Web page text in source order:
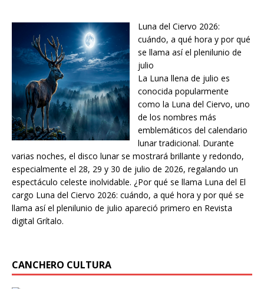
Luna del Ciervo 2026:
cuándo, a qué hora y por qué
se llama así el plenilunio de
julio
La Luna llena de julio es
conocida popularmente
como la Luna del Ciervo, uno
de los nombres más
emblemáticos del calendario
lunar tradicional. Durante
varias noches, el disco lunar se mostrará brillante y redondo,
especialmente el 28, 29 y 30 de julio de 2026, regalando un
espectáculo celeste inolvidable. ¿Por qué se llama Luna del El
cargo Luna del Ciervo 2026: cuándo, a qué hora y por qué se
llama así el plenilunio de julio apareció primero en Revista
digital Grítalo.
CANCHERO CULTURA